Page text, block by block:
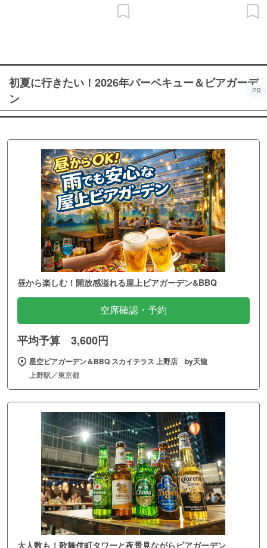
初夏に行きたい！2026年バーベキュー＆ビアガーデ
ン
PR
昼から楽しむ！開放感溢れる屋上ビアガーデン&BBQ
空席確認・予約
平均予算 3,600円
星空ビアガーデン＆BBQ スカイテラス 上野店 by天龍
上野駅／東京都
大人数も！歌舞伎町タワーと夜景見ながらビアガーデン